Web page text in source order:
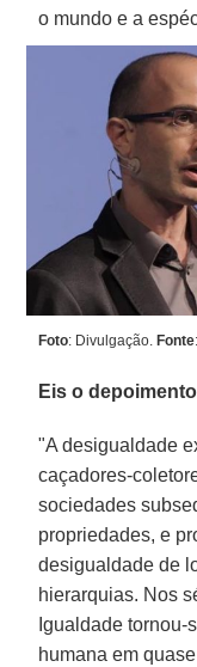
o mundo e a
Foto: Divulgação. Fonte
Eis o
"A desigualdade
caçadores-
sociedades
propriedades, e
desigualdade de
hierarquias. Nos
Igualdade tornou-
humana em